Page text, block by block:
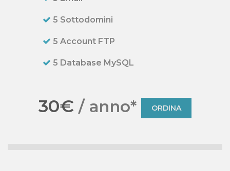
5 Sottodomini
5 Account FTP
5 Database MySQL
30€ / anno* ORDINA